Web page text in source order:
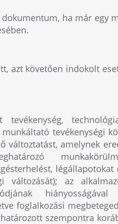
ha már egy
azt követően indokolt
tevékenységi
változtatást, amelynek
légállapotokat
az
hiányosságával
foglalkozási
szempontra